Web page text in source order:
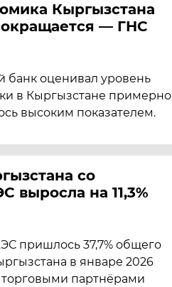
Кыргызстана
— ГНС
банк оценивал уровень
в Кыргызстане примерно
высоким показателем.
со
выросла на 11,3%
пришлось 37,7% общего
в январе 2026
партнёрами